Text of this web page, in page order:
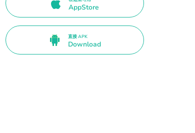
AppStore
直接 APK
Download